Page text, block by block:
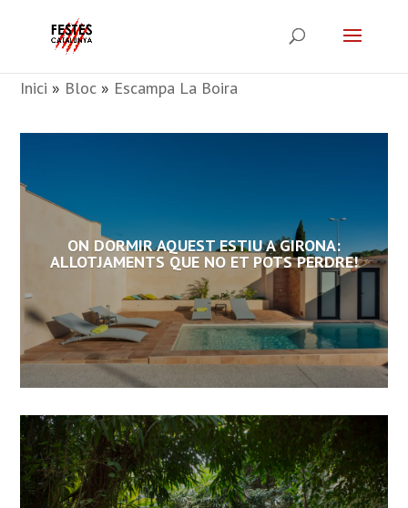
Inici » Bloc » Escampa La Boira
ON DORMIR AQUEST ESTIU A GIRONA:
ALLOTJAMENTS QUE NO ET POTS PERDRE!